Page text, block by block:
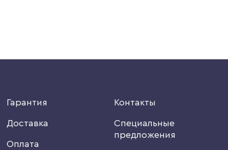
Гарантия
Доставка
Оплата
Контакты
Специальные
предложения